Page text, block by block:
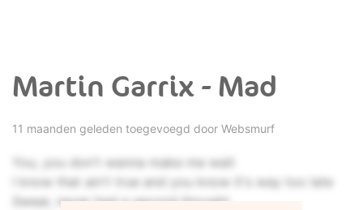
Martin Garrix - Mad
11 maanden geleden toegevoegd door Websmurf
You, you don't wanna make me wait
I know that ain't true and you know it's way too late
Swear, never had a second thought